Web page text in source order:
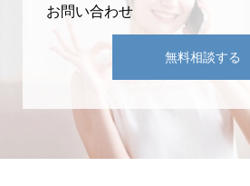
お問い合わせ
無料相談する